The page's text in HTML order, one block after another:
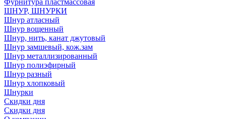
Фурнитура пластмассовая
ШНУР, ШНУРКИ
Шнур атласный
Шнур вощенный
Шнур, нить, канат джутовый
Шнур замшевый, кож.зам
Шнур металлизированный
Шнур полиэфирный
Шнур разный
Шнур хлопковый
Шнурки
Скидки дня
Скидки дня